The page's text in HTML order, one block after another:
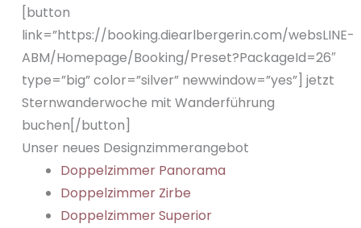
[button
link=”https://booking.diearlbergerin.com/websLINE-
ABM/Homepage/Booking/Preset?PackageId=26″
type=”big” color=”silver” newwindow=”yes”] jetzt
Sternwanderwoche mit Wanderführung
buchen[/button]
Unser neues Designzimmerangebot
Doppelzimmer Panorama
Doppelzimmer Zirbe
Doppelzimmer Superior